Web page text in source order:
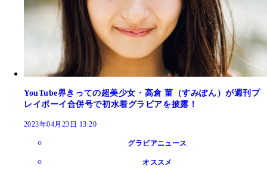
YouTube界きっての超美少女・高倉 菫（すみぽん）が週刊プ
レイボーイ合併号で初水着グラビアを披露！
2023年04月23日 13:20
グラビアニュース
オススメ